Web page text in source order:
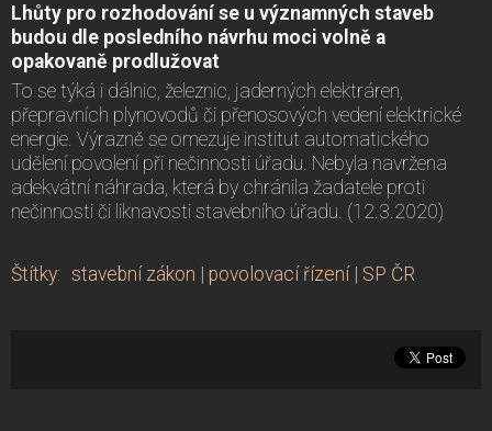
Lhůty pro rozhodování se u významných staveb
budou dle posledního návrhu moci volně a
opakovaně prodlužovat
To se týká i dálnic, železnic, jaderných elektráren,
přepravních plynovodů či přenosových vedení elektrické
energie. Výrazně se omezuje institut automatického
udělení povolení při nečinnosti úřadu. Nebyla navržena
adekvátní náhrada, která by chránila žadatele proti
nečinnosti či liknavosti stavebního úřadu. (12.3.2020)
Štítky: stavební zákon | povolovací řízení | SP ČR